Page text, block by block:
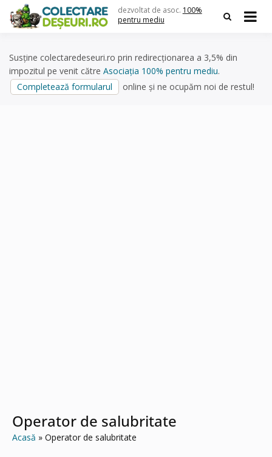
content
dezvoltat de asoc. 100%
pentru mediu
Susține colectaredeseuri.ro prin redirecționarea a 3,5% din
impozitul pe venit către Asociația 100% pentru mediu.
Completează formularul
online și ne ocupăm noi de restul!
Operator de salubritate
Acasă Operator de salubritate